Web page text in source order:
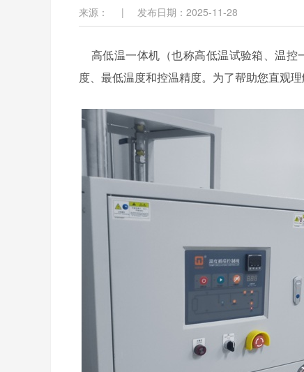
来源： | 发布日期：2025-11-28
高低温一体机（也称高低温试验箱、温控
度、最低温度和控温精度。为了帮助您直观